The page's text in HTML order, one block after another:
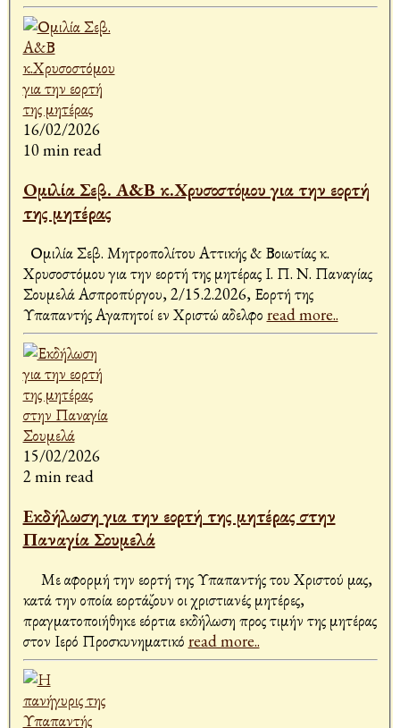
16/02/2026
10 min read
Ομιλία Σεβ. Α&Β κ.Χρυσοστόμου για την εορτή
της μητέρας
Ομιλία Σεβ. Μητροπολίτου Αττικής & Βοιωτίας κ.
Χρυσοστόμου για την εορτή της μητέρας Ι. Π. Ν. Παναγίας
Σουμελά Ασπροπύργου, 2/15.2.2026, Εορτή της
Υπαπαντής Αγαπητοί εν Χριστώ αδελφο read more..
15/02/2026
2 min read
Εκδήλωση για την εορτή της μητέρας στην
Παναγία Σουμελά
Με αφορμή την εορτή της Υπαπαντής του Χριστού μας,
κατά την οποία εορτάζουν οι χριστιανές μητέρες,
πραγματοποιήθηκε εόρτια εκδήλωση προς τιμήν της μητέρας
στον Ιερό Προσκυνηματικό read more..